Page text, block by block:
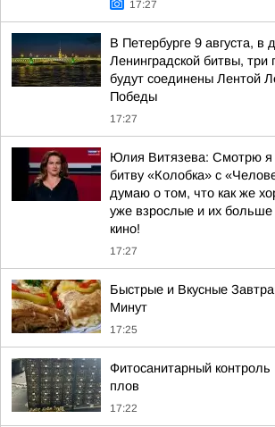
17:27
В Петербурге 9 августа, в
Ленинградской битвы, три
будут соединены Лентой
Победы
17:27
Юлия Витязева: Смотрю я
битву «Колобка» с
думаю о том, что как же
уже взрослые и их больше
кино!
17:27
Быстрые и Вкусные
Минут
17:25
Фитосанитарный
плов
17:22